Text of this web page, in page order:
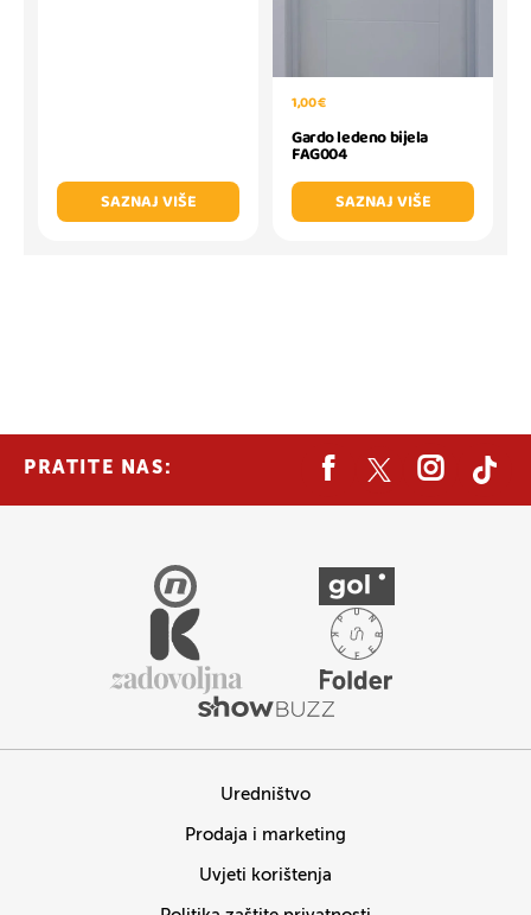
SAZNAJ VIŠE
1,00 €
Gardo ledeno bijela
FAG004
SAZNAJ VIŠE
PRATITE NAS:
Uredništvo
Prodaja i marketing
Uvjeti korištenja